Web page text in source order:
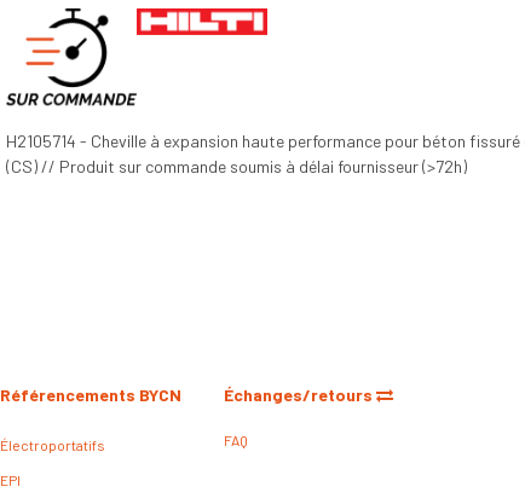
H2105714 - Cheville à expansion haute performance pour béton
(CS) // Produit sur commande soumis à délai fournisseur (>72h)
Échanges/retours
FAQ
Référencements BYCN
Électroportatifs
EPI